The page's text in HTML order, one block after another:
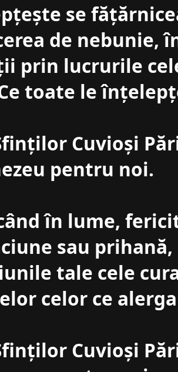
se
de nebunie,
prin lucrurile
toate le
Cuvioşi
pentru noi.
în lume,
sau prihană,
tale cele
celor ce
Cuvioşi